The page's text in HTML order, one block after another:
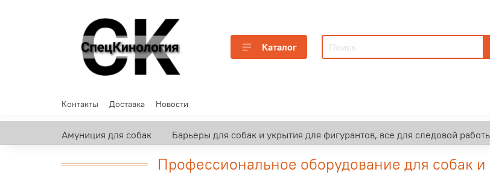
Каталог
Контакты Доставка Новости
Амуниция для собак Барьеры для собак и укрытия для фигурантов, все для следовой
Профессиональное оборудование для собак